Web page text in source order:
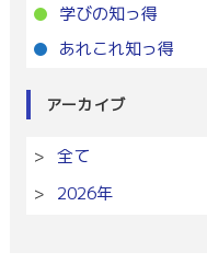
学びの知っ得
あれこれ知っ得
アーカイブ
全て
2026年